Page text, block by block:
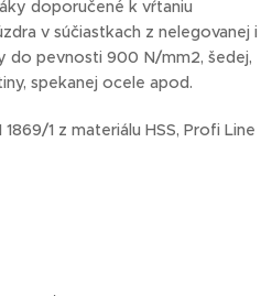
doporučené k vŕtaniu
v súčiastkach z nelegovanej i
do pevnosti 900 N/mm2, šedej,
spekanej ocele apod.
1 z materiálu HSS, Profi Line